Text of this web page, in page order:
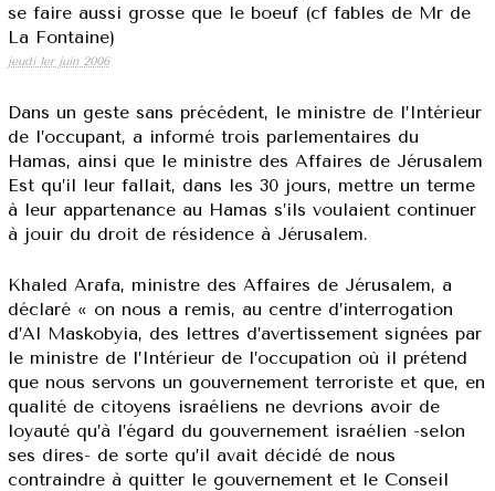
se faire aussi grosse que le boeuf (cf fables de Mr de
La Fontaine)
jeudi 1er juin 2006
Dans un geste sans précédent, le ministre de l’Intérieur
de l’occupant, a informé trois parlementaires du
Hamas, ainsi que le ministre des Affaires de Jérusalem
Est qu’il leur fallait, dans les 30 jours, mettre un terme
à leur appartenance au Hamas s’ils voulaient continuer
à jouir du droit de résidence à Jérusalem.
Khaled Arafa, ministre des Affaires de Jérusalem, a
déclaré « on nous a remis, au centre d’interrogation
d’Al Maskobyia, des lettres d’avertissement signées par
le ministre de l’Intérieur de l’occupation où il prétend
que nous servons un gouvernement terroriste et que, en
qualité de citoyens israéliens ne devrions avoir de
loyauté qu’à l’égard du gouvernement israélien -selon
ses dires- de sorte qu’il avait décidé de nous
contraindre à quitter le gouvernement et le Conseil